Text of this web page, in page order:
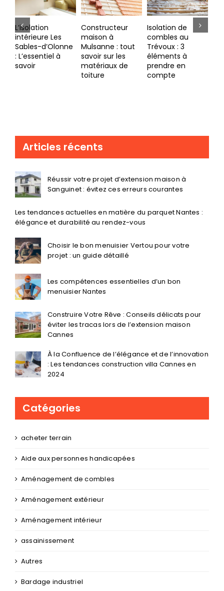
Constructeur
maison à
Mulsanne : tout
savoir sur les
matériaux de
Isolation de
combles au
Trévoux : 3
éléments à
prendre en
compte
Quel est le
meilleur
matériau
d’isolation à La
Baule ?
Articles récents
Réussir votre projet d’extension maison à
Sanguinet : évitez ces erreurs courantes
Les tendances actuelles en matière du parquet Nantes :
élégance et durabilité au rendez-vous
Choisir le bon menuisier Vertou pour votre
projet : un guide détaillé
Les compétences essentielles d’un bon
menuisier Nantes
Construire Votre Rêve : Conseils délicats pour
éviter les tracas lors de l’extension maison
Cannes
À la Confluence de l’élégance et de l’innovation
: Les tendances construction villa Cannes en
2024
Catégories
acheter terrain
Aide aux personnes handicapées
Aménagement de combles
Aménagement extérieur
Aménagement intérieur
assainissement
Autres
Bardage industriel